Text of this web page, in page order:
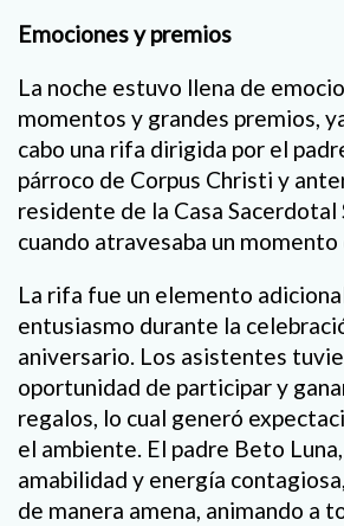
Emociones y premios
La noche estuvo llena de
momentos y grandes premios,
cabo una rifa dirigida por el
párroco de Corpus Christi y
residente de la Casa Sacerdotal
cuando atravesaba un
La rifa fue un elemento
entusiasmo durante la
aniversario. Los asistentes
oportunidad de participar y
regalos, lo cual generó
el ambiente. El padre Beto
amabilidad y energía
de manera amena, animando a